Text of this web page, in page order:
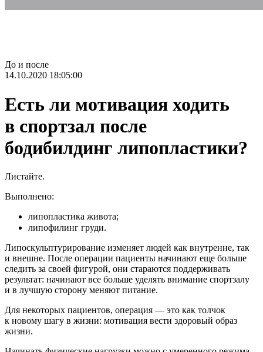
До и после
14.10.2020 18:05:00
Есть ли мотивация ходить
в спортзал после
бодибилдинг липопластики?
Листайте.
Выполнено:
липопластика живота;
липофилинг груди. ⠀
Липоскульптурирование изменяет людей как внутренне, так
и внешне. После операции пациенты начинают еще больше
следить за своей фигурой, они стараются поддерживать
результат: начинают все больше уделять внимание спортзалу
и в лучшую сторону меняют питание.
Для некоторых пациентов, операция — это как толчок
к новому шагу в жизни: мотивация вести здоровый образ
жизни.